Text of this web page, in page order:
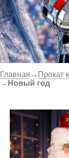
Главная → Прокат
→ Новый год